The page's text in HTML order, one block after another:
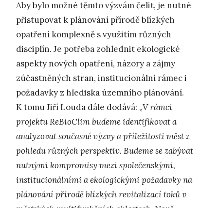
Aby bylo možné těmto výzvám čelit, je nutné
přistupovat k plánování přírodě blízkých
opatření komplexně s využitím různých
disciplín. Je potřeba zohlednit ekologické
aspekty nových opatření, názory a zájmy
zúčastněných stran, institucionální rámec i
požadavky z hlediska územního plánování.
K tomu Jiří Louda dále dodává: „V rámci
projektu ReBioClim budeme identifikovat a
analyzovat současné výzvy a příležitosti měst z
pohledu různých perspektiv. Budeme se zabývat
nutnými kompromisy mezi společenskými,
institucionálními a ekologickými požadavky na
plánování přírodě blízkých revitalizací toků v